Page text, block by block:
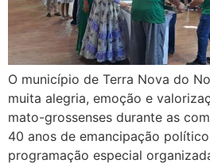
O município de Terra Nova do
muita alegria, emoção e
mato-grossenses durante as
40 anos de emancipação
programação especial